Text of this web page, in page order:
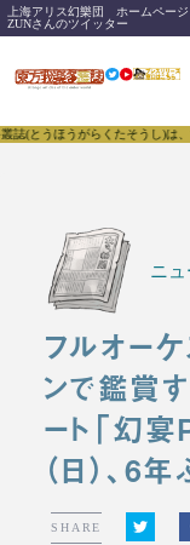
上海アリス幻樂団 ホームページ
ZUNさんのツイッター
らくたそうし)は、世界有数の
ニュ
フルオー
ンで鑑賞
ート「幻
（日）、6
SHARE